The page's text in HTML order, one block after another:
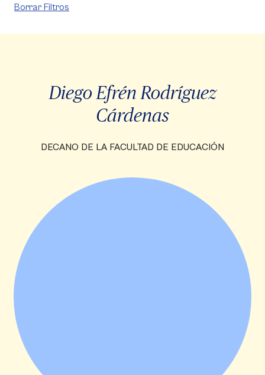
Borrar Filtros
Diego Efrén Rodríguez
Cárdenas
DECANO DE LA FACULTAD DE EDUCACIÓN